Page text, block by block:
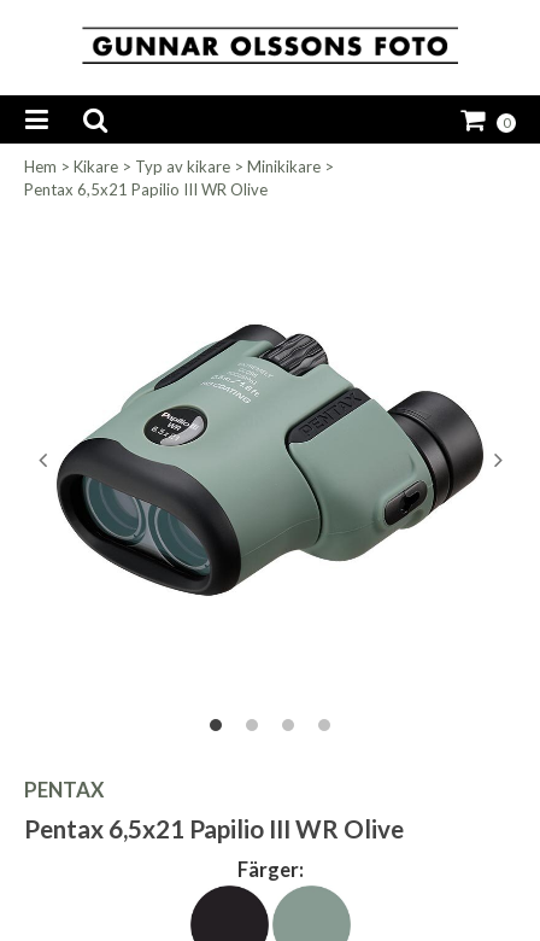
0
Hem > Kikare > Typ av kikare > Minikikare >
Pentax 6,5x21 Papilio III WR Olive
PENTAX
Pentax 6,5x21 Papilio III WR Olive
Färger: